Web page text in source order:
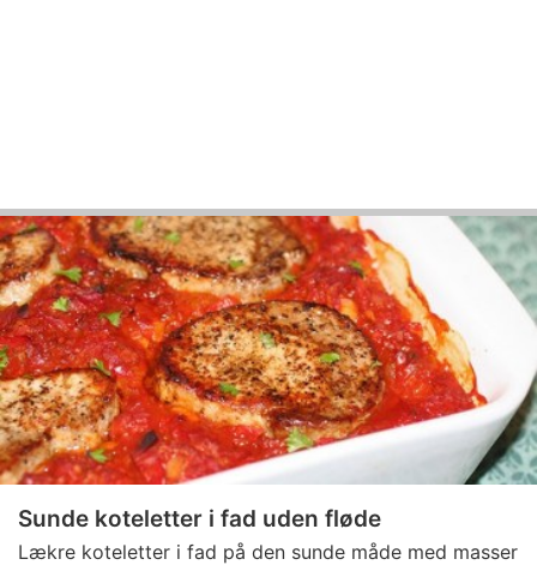
Sunde koteletter i fad uden fløde
Lækre koteletter i fad på den sunde måde med masser